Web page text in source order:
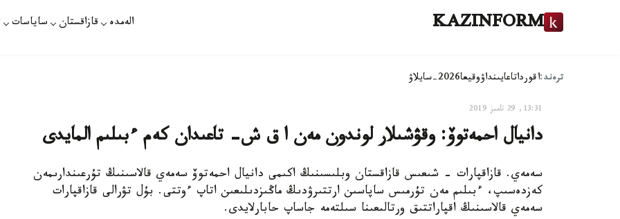
KAZINFORM الەمدە قازاقستان ساياسات
ترەند:اقورداتاعايىنداۋوقيعا2026-سايلاۋ
13:31, 29 تامىز 2019
دانيال احمەتوۆ: وقۋشىلار لوندون مەن ا ق ش- تاعىدان كەم ءبىلىم المايدى
سەمەي. قازاقپارات - شىعىس قازاقستان وبلىسىنىڭ اكىمى دانيال احمەتوۆ سەمەي قالاسىنىڭ تۇرعىندارىمەن
كەزدەسىپ، ءبىلىم مەن تۇرمىس ساپاسىن ارتتىرۋدىڭ ماڭىزدىلىعىن اتاپ ءوتتى. بۇل تۋرالى قازاقپارات
سەمەي قالاسىنىڭ اقپاراتتىق ورتالىعىنا سىلتەمە جاساپ حابارلايدى.